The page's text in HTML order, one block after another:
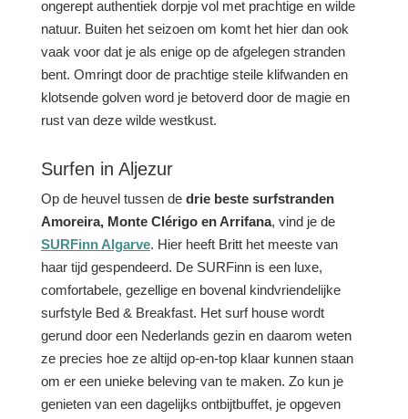
ongerept authentiek dorpje vol met prachtige en wilde
natuur. Buiten het seizoen om komt het hier dan ook
vaak voor dat je als enige op de afgelegen stranden
bent. Omringt door de prachtige steile klifwanden en
klotsende golven word je betoverd door de magie en
rust van deze wilde westkust.
Surfen in Aljezur
Op de heuvel tussen de drie beste surfstranden
Amoreira, Monte Clérigo en Arrifana, vind je de
SURFinn Algarve. Hier heeft Britt het meeste van
haar tijd gespendeerd. De SURFinn is een luxe,
comfortabele, gezellige en bovenal kindvriendelijke
surfstyle Bed & Breakfast. Het surf house wordt
gerund door een Nederlands gezin en daarom weten
ze precies hoe ze altijd op-en-top klaar kunnen staan
om er een unieke beleving van te maken. Zo kun je
genieten van een dagelijks ontbijtbuffet, je opgeven